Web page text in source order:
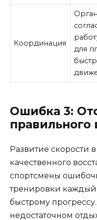
Координация
для
Ошибка 3:
правильного
Развитие скорости
качественного
спортсмены
тренировки
быстрому
недостаточном